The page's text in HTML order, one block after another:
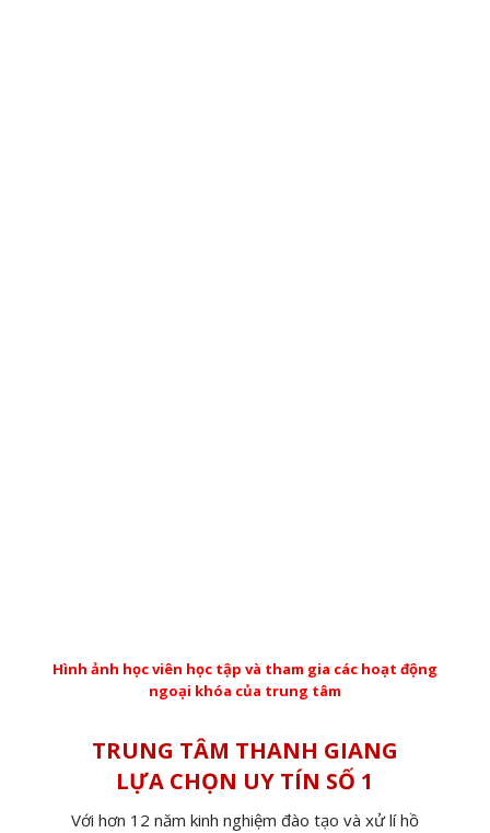
Hình ảnh học viên học tập và tham gia các hoạt động
ngoại khóa của trung tâm
TRUNG TÂM THANH GIANG
LỰA CHỌN UY TÍN SỐ 1
Với hơn 12 năm kinh nghiệm đào tạo và xử lí hồ